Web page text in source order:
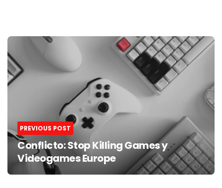
Post
navigation
PREVIOUS POST
Conflicto: Stop Killing Games y
Videogames Europe